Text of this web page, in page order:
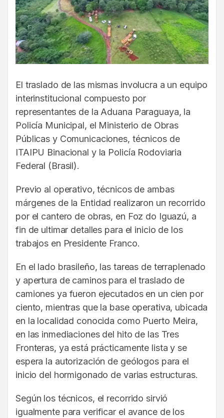
El traslado de las mismas involucra a un equipo
interinstitucional compuesto por
representantes de la Aduana Paraguaya, la
Policía Municipal, el Ministerio de Obras
Públicas y Comunicaciones, técnicos de
ITAIPU Binacional y la Policía Rodoviaria
Federal (Brasil).
Previo al operativo, técnicos de ambas
márgenes de la Entidad realizaron un recorrido
por el cantero de obras, en Foz do Iguazú, a
fin de ultimar detalles para el inicio de los
trabajos en Presidente Franco.
En el lado brasileño, las tareas de terraplenado
y apertura de caminos para el traslado de
camiones ya fueron ejecutados en un cien por
ciento, mientras que la base operativa, ubicada
en la localidad conocida como Puerto Meira,
en las inmediaciones del hito de las Tres
Fronteras, ya está prácticamente lista y se
espera la autorización de geólogos para el
inicio del hormigonado de varias estructuras.
Según los técnicos, el recorrido sirvió
igualmente para verificar el avance de los